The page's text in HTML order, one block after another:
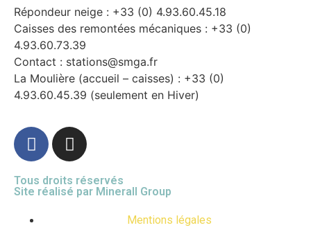
Répondeur neige : +33 (0) 4.93.60.45.18
Caisses des remontées mécaniques : +33 (0)
4.93.60.73.39
Contact : stations@smga.fr
La Moulière (accueil – caisses) : +33 (0)
4.93.60.45.39 (seulement en Hiver)
Tous droits réservés
Site réalisé par Minerall Group
Mentions légales